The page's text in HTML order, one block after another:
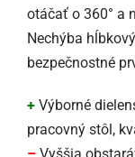
otáčať o 360° a
Nechýba
bezpečnostné
+ Výborné
pracovný stôl,